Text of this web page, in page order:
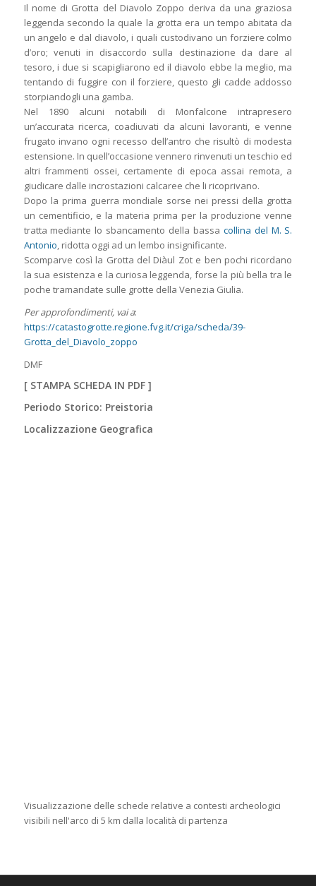
Il nome di Grotta del Diavolo Zoppo deriva da una graziosa
leggenda secondo la quale la grotta era un tempo abitata da
un angelo e dal diavolo, i quali custodivano un forziere colmo
d’oro; venuti in disaccordo sulla destinazione da dare al
tesoro, i due si scapigliarono ed il diavolo ebbe la meglio, ma
tentando di fuggire con il forziere, questo gli cadde addosso
storpiandogli una gamba.
Nel 1890 alcuni notabili di Monfalcone intrapresero
un’accurata ricerca, coadiuvati da alcuni lavoranti, e venne
frugato invano ogni recesso dell’antro che risultò di modesta
estensione. In quell’occasione vennero rinvenuti un teschio ed
altri frammenti ossei, certamente di epoca assai remota, a
giudicare dalle incrostazioni calcaree che li ricoprivano.
Dopo la prima guerra mondiale sorse nei pressi della grotta
un cementificio, e la materia prima per la produzione venne
tratta mediante lo sbancamento della bassa collina del M. S.
Antonio, ridotta oggi ad un lembo insignificante.
Scomparve così la Grotta del Diàul Zot e ben pochi ricordano
la sua esistenza e la curiosa leggenda, forse la più bella tra le
poche tramandate sulle grotte della Venezia Giulia.
Per approfondimenti, vai a:
https://catastogrotte.regione.fvg.it/criga/scheda/39-
Grotta_del_Diavolo_zoppo
DMF
[ STAMPA SCHEDA IN PDF]
Periodo Storico: Preistoria
Localizzazione Geografica
Visualizzazione delle schede relative a contesti archeologici
visibili nell'arco di 5 km dalla località di partenza